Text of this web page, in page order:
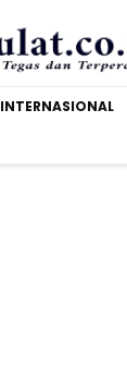
INTERNASIONAL